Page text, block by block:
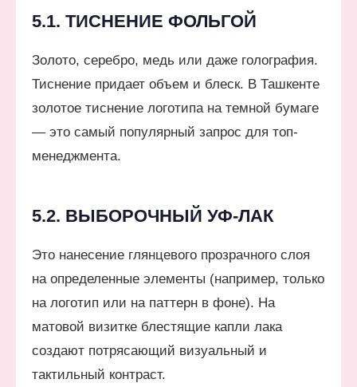
5.1. ТИСНЕНИЕ ФОЛЬГОЙ
Золото, серебро, медь или даже голография.
Тиснение придает объем и блеск. В Ташкенте
золотое тиснение логотипа на темной бумаге
— это самый популярный запрос для топ-
менеджмента.
5.2. ВЫБОРОЧНЫЙ УФ-ЛАК
Это нанесение глянцевого прозрачного слоя
на определенные элементы (например, только
на логотип или на паттерн в фоне). На
матовой визитке блестящие капли лака
создают потрясающий визуальный и
тактильный контраст.